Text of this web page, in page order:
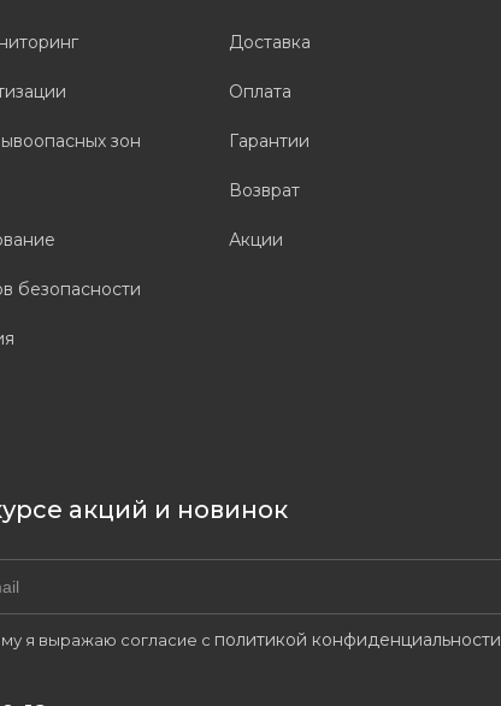
зон
безопасности
Доставка
Оплата
Гарантии
Возврат
Акции
акций и новинок
я выражаю согласие с политикой конфиденциальности